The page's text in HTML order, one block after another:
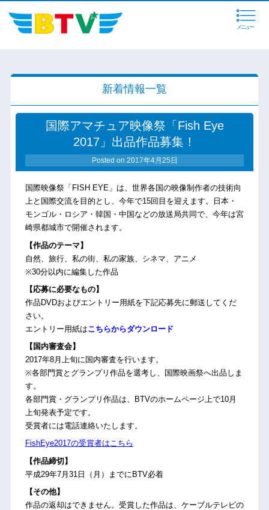
メニュー
新着情報一覧
国際アマチュア映像祭「Fish Eye
2017」出品作品募集！
Posted on 2017年4月25日
国際映像祭「FISH EYE」は、世界各国の映像制作者の技術向
上と国際交流を目的とし、今年で15回目を迎えます。日本・
モンゴル・ロシア・韓国・中国などの放送局共同で、今年は宮
崎県都城市で開催されます。
【作品のテーマ】
自然、旅行、私の街、私の家族、シネマ、アニメ
※30分以内に編集した作品
【応募に必要なもの】
作品DVDおよびエントリー用紙を下記応募先に郵送してくだ
さい。
エントリー用紙はこちらからダウンロード
【国内審査会】
2017年8月上旬に国内審査を行います。
※各部門賞とグランプリ作品を選考し、国際映画祭へ出品しま
す。
各部門賞・グランプリ作品は、BTVのホームページ上で10月
上旬発表予定です。
受賞者には電話連絡いたします。
FishEye2017の受賞者はこちら
【作品締切】
平成29年7月31日（月）までにBTV必着
【その他】
作品の返却はできません。受賞した作品は、ケーブルテレビの